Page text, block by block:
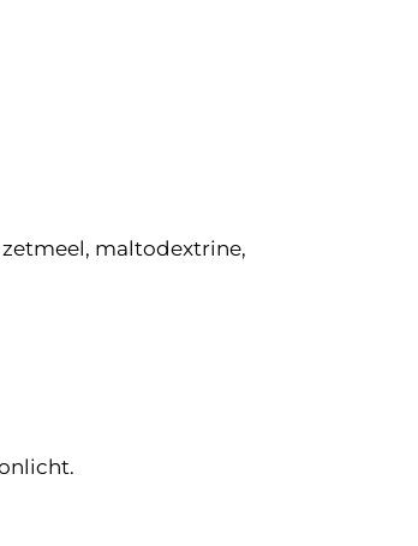
zetmeel, maltodextrine,